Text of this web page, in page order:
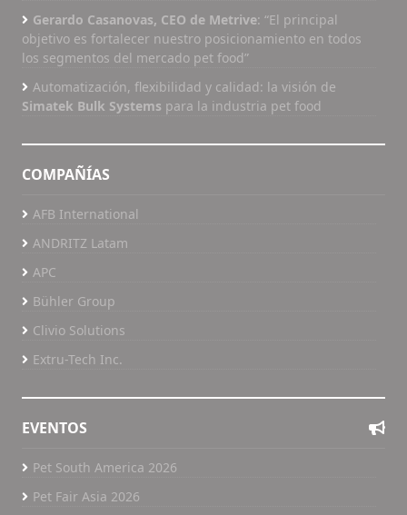
Gerardo Casanovas, CEO de Metrive: “El principal
objetivo es fortalecer nuestro posicionamiento en todos
los segmentos del mercado pet food”
Automatización, flexibilidad y calidad: la visión de
Simatek Bulk Systems para la industria pet food
COMPAÑÍAS
AFB International
ANDRITZ Latam
APC
Bühler Group
Clivio Solutions
Extru-Tech Inc.
EVENTOS
Pet South America 2026
Pet Fair Asia 2026